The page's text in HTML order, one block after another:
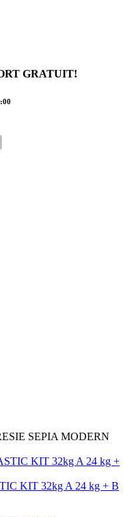
GRATUIT!
SEPIA MODERN
KIT 32kg A 24 kg + B